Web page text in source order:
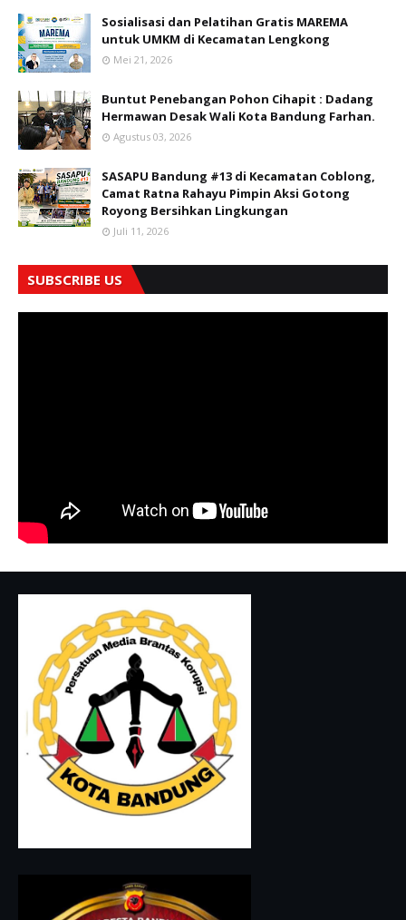
Sosialisasi dan Pelatihan Gratis MAREMA
untuk UMKM di Kecamatan Lengkong
Mei 21, 2026
Buntut Penebangan Pohon Cihapit : Dadang
Hermawan Desak Wali Kota Bandung Farhan.
Agustus 03, 2026
SASAPU Bandung #13 di Kecamatan Coblong,
Camat Ratna Rahayu Pimpin Aksi Gotong
Royong Bersihkan Lingkungan
Juli 11, 2026
SUBSCRIBE US